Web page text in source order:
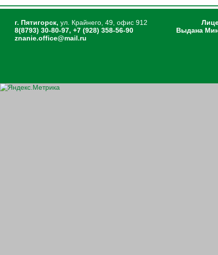
г. Пятигорск, ул. Крайнего, 49, офис 912
8(8793) 30-80-97, +7 (928) 358-56-90
znanie.office@mail.ru
Выдана